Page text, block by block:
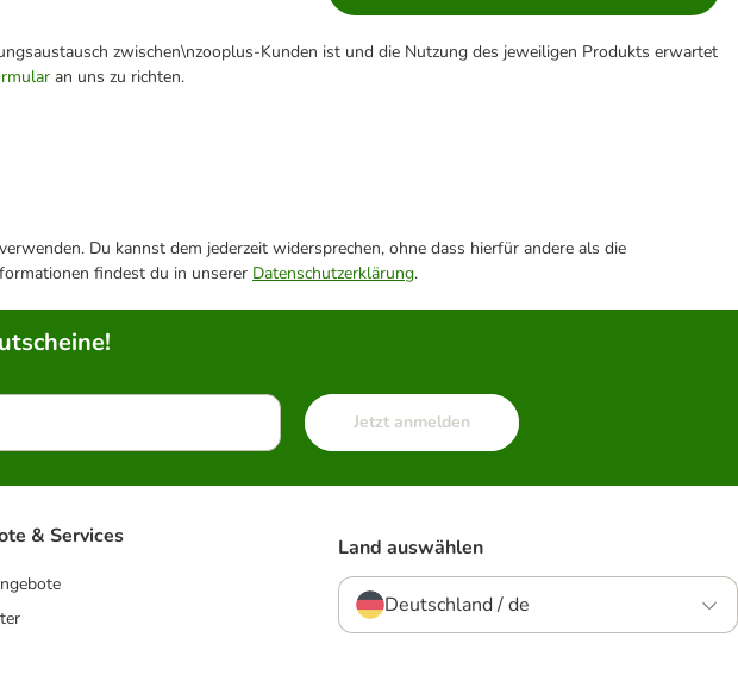
zwischen\nzooplus-Kunden ist und die Nutzung des jeweiligen Produkts erwartet
an uns zu richten.
Du kannst dem jederzeit widersprechen, ohne dass hierfür andere als die
findest du in unserer Datenschutzerklärung.
Jetzt anmelden
& Services Land auswählen
Deutschland / de